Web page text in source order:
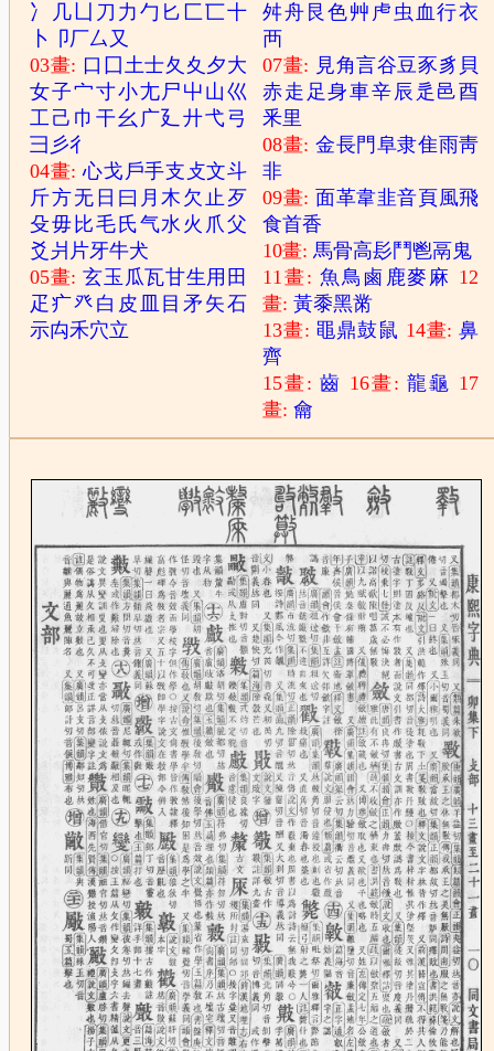
冫
几 凵 刀 力 勹 匕 匚匸十
卜
卩厂厶 又
03畫: 口 囗 土士夂 夊 夕大
女子宀寸小尢尸 屮 山巛
工 己 巾 干幺 广廴廾弋弓
彐 彡彳
04畫:心戈 戶手支 攴文斗
斤方无 日 曰 月木 欠止 歹
殳毋 比毛 氏气水 火 爪父
爻 爿 片牙牛犬
05畫:玄玉 瓜瓦甘生用 田
疋 疒癶 白 皮 目矛 矢石
示禸禾穴立
舛舟 艮色艸 虍 虫 血行衣
襾
07畫: 見角言谷豆豕豸 貝
赤走 足身車辛辰 辵 邑酉
釆里
08畫: 金長門 阜隶隹雨靑
非
09畫: 面革韋韭音頁風飛
食首香
10畫:馬骨高髟 鬥鬯鬲 鬼
11畫: 魚鳥 鹵 鹿麥 麻 12
畫:黃黍黑黹
13畫: 黽鼎鼓鼠 14畫:鼻
齊
15畫:齒 16畫:龍龜 17
畫:龠